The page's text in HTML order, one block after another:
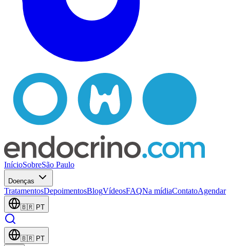
InícioSobreSão Paulo
Doenças
TratamentosDepoimentosBlogVídeosFAQNa mídiaContatoAgendar
🇧🇷 PT
🇧🇷 PT